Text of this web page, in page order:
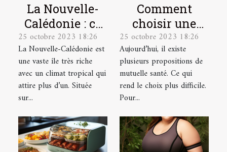
La Nouvelle-
Calédonie : ce
qu’il faut
comprendre !
25 octobre 2023 18:26
La Nouvelle-Calédonie est
une vaste île très riche
avec un climat tropical qui
attire plus d’un. Située
sur...
Comment
choisir une
mutuelle santé
pour une
personne
âgée ?
25 octobre 2023 18:26
Aujourd’hui, il existe
plusieurs propositions de
mutuelle santé. Ce qui
rend le choix plus difficile.
Pour...